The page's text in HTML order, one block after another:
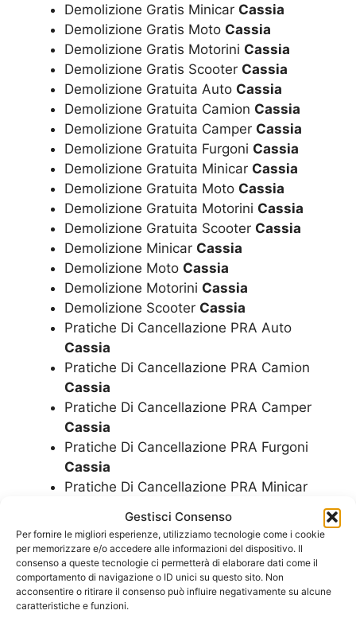
Gestisci Consenso
Per fornire le migliori esperienze, utilizziamo tecnologie come i cookie
per memorizzare e/o accedere alle informazioni del dispositivo. Il
consenso a queste tecnologie ci permetterà di elaborare dati come il
comportamento di navigazione o ID unici su questo sito. Non
acconsentire o ritirare il consenso può influire negativamente su alcune
caratteristiche e funzioni.
Demolizione Gratis Minicar Cassia
Demolizione Gratis Moto Cassia
Demolizione Gratis Motorini Cassia
Demolizione Gratis Scooter Cassia
Demolizione Gratuita Auto Cassia
Demolizione Gratuita Camion Cassia
Demolizione Gratuita Camper Cassia
Demolizione Gratuita Furgoni Cassia
Demolizione Gratuita Minicar Cassia
Demolizione Gratuita Moto Cassia
Demolizione Gratuita Motorini Cassia
Demolizione Gratuita Scooter Cassia
Demolizione Minicar Cassia
Demolizione Moto Cassia
Demolizione Motorini Cassia
Demolizione Scooter Cassia
Pratiche Di Cancellazione PRA Auto
Cassia
Pratiche Di Cancellazione PRA Camion
Cassia
Pratiche Di Cancellazione PRA Camper
Cassia
Pratiche Di Cancellazione PRA Furgoni
Cassia
Pratiche Di Cancellazione PRA Minicar
Pratiche Di Cancellazione PRA Moto
Cassia
Pratiche Di Cancellazione PRA Motorini
Cassia
Pratiche Di Cancellazione PRA Scooter